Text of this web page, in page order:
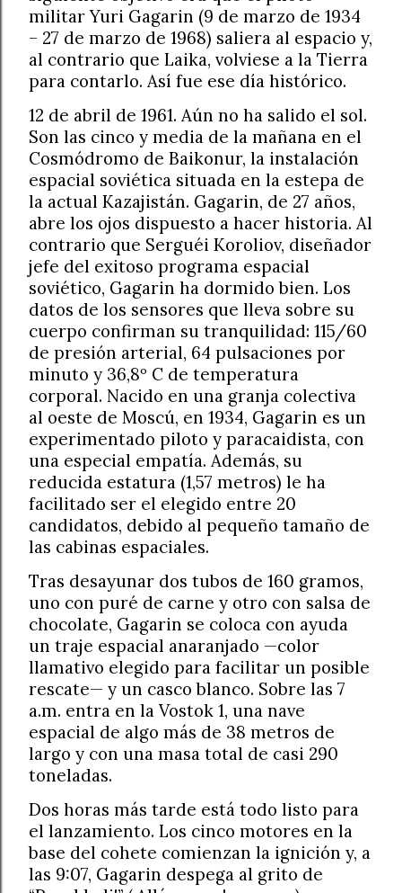
militar Yuri Gagarin (9 de marzo de 1934
– 27 de marzo de 1968) saliera al espacio y,
al contrario que Laika, volviese a la Tierra
para contarlo. Así fue ese día histórico.
12 de abril de 1961. Aún no ha salido el sol.
Son las cinco y media de la mañana en el
Cosmódromo de Baikonur, la instalación
espacial soviética situada en la estepa de
la actual Kazajistán. Gagarin, de 27 años,
abre los ojos dispuesto a hacer historia. Al
contrario que Serguéi Koroliov, diseñador
jefe del exitoso programa espacial
soviético, Gagarin ha dormido bien. Los
datos de los sensores que lleva sobre su
cuerpo confirman su tranquilidad: 115/60
de presión arterial, 64 pulsaciones por
minuto y 36,8º C de temperatura
corporal. Nacido en una granja colectiva
al oeste de Moscú, en 1934, Gagarin es un
experimentado piloto y paracaidista, con
una especial empatía. Además, su
reducida estatura (1,57 metros) le ha
facilitado ser el elegido entre 20
candidatos, debido al pequeño tamaño de
las cabinas espaciales.
Tras desayunar dos tubos de 160 gramos,
uno con puré de carne y otro con salsa de
chocolate, Gagarin se coloca con ayuda
un traje espacial anaranjado —color
llamativo elegido para facilitar un posible
rescate— y un casco blanco. Sobre las 7
a.m. entra en la Vostok 1, una nave
espacial de algo más de 38 metros de
largo y con una masa total de casi 290
toneladas.
Dos horas más tarde está todo listo para
el lanzamiento. Los cinco motores en la
base del cohete comienzan la ignición y, a
las 9:07, Gagarin despega al grito de